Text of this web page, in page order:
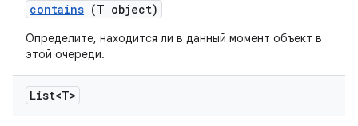
contains (T object)
Определите, находится ли в данный момент объект в
этой очереди.
List<T>